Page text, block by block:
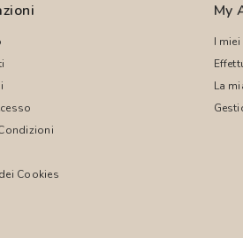
Cookies
My
I
La